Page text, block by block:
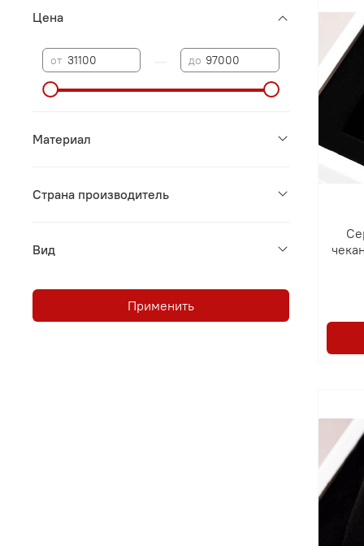
Цена
от до
Материал
Страна производитель
Вид
Применить